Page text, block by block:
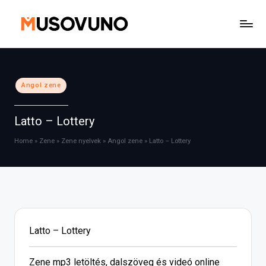
Posted
in
Angol zene
Latto – Lottery
Home » Zene » Zene nyelvek » Angol zene » Latto – Lottery
Latto – Lottery
Zene mp3 letöltés, dalszöveg és videó online